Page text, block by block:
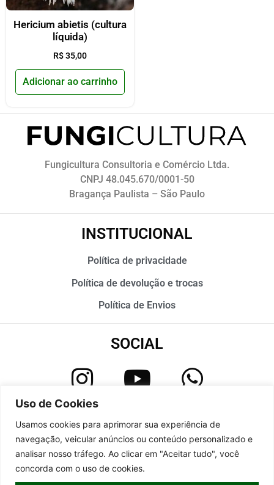
Uso de Cookies
Usamos cookies para aprimorar sua experiência de
navegação, veicular anúncios ou conteúdo personalizado e
analisar nosso tráfego. Ao clicar em "Aceitar tudo", você
concorda com o uso de cookies.
Hericium abietis (cultura
líquida)
R$35,00
Adicionar ao carrinho
Fungicultura Consultoria e Comércio Ltda.
CNPJ 48.045.670/0001-50
Bragança Paulista – São Paulo
INSTITUCIONAL
Política de privacidade
Política de devolução e trocas
Política de Envios
SOCIAL
Todos os direitos reservados a Fungicultura ® 2022